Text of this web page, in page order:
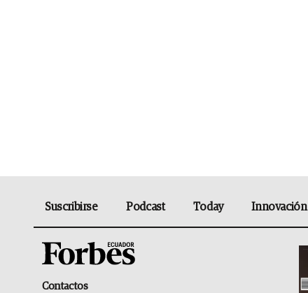
Suscribirse Podcast Today Innovación
Contactos